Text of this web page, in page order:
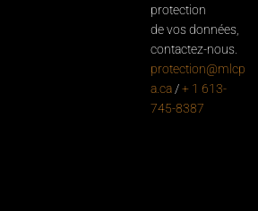
protection
de vos données,
contactez-nous.
protection@mlcp
a.ca /+ 1 613-
745-8387